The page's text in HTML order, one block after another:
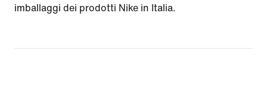
imballaggi dei prodotti Nike in Italia.